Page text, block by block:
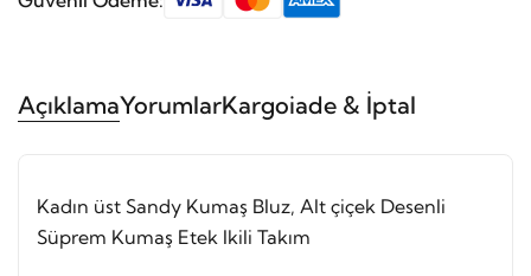
AçıklamaYorumlarKargoiade & İptal
Kadın üst Sandy Kumaş Bluz, Alt çiçek Desenli
Süprem Kumaş Etek Ikili Takım